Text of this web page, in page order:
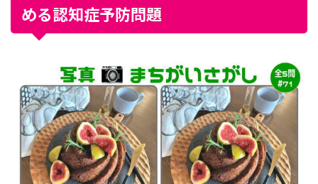
める認知症予防問題